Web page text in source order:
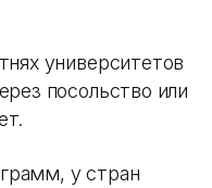
университетов
посольство или
у стран